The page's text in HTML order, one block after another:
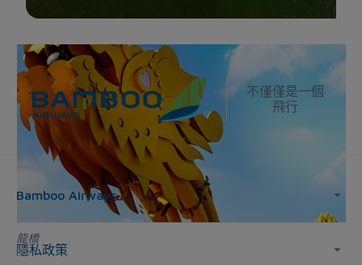
龍橋
不僅僅是一個
飛行
Bamboo Airways
隱私政策